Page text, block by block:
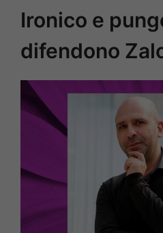
Ironico e
difendono